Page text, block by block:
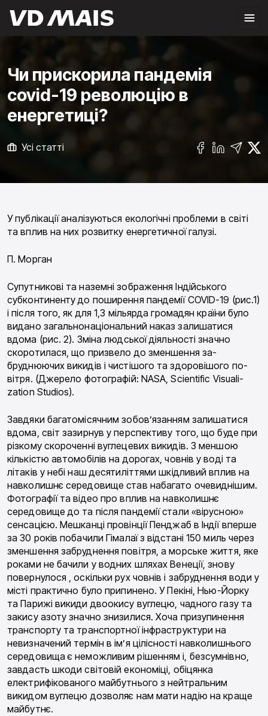
Чи прискорила пандемія
covid-19 революцію в
енергетиці?
Усі статті
У публікації аналізуються екологічні проблеми в світі
та вплив на них розвитку енергетичної галузі.
П. Морган
Супутникові та наземні зображення Індійського
субконтиненту до поширення пандемії COVID-19 (рис.1)
і після того, як для 1,3 мільярда громадян країни було
видано загальнонаціональний наказ за­лишатися
вдома (рис. 2). Зміна людської діяльності значно
скоротилася, що призвело до зменшення за­
бруднюючих викидів і чистішого та здоровішого по­
вітря. (Джерело фотографій: NASA, Scientific Visuali­
zation Studios).
Завдяки багатомісячним зобов’язанням залиша­тися
вдома, світ зазирнув у перспективу того, що буде при
різкому скороченні вуглецевих викидів. З меншою
кількістю автомобілів на дорогах, човнів у воді та
літаків у небі наш десятиліттями шкідливий вплив на
навколишнє середовище став набагато очевиднішим.
Фотографії та відео про вплив на навколишнє
середовище до та після пандемії стали «вірусною»
сенсацією. Мешканці провінції Пенджаб в Індії вперше
за 30 років побачили Гімалаї з відстані 150 миль через
зменшення забруднення повітря, а морське життя, яке
роками не бачили у водних шляхах Венеції, знову
повернулося , оскільки рух човнів і забруднення води у
місті практично було припинено. У Пекіні, Нью-Йорку
та Парижі викиди двоокису вуглецю, чадного газу та
закису азоту значно знизилися. Хоча призупинення
транспорту та транспортної інфраструктури на
невизначений термін в ім’я цілісності навколишнього
середовища є неможливим рішенням і, безсумнівно,
завдасть шкоди світовій економіці, обіцянка
електрифікова­ного майбутнього з нейтральним
викидом вуглецю дозволяє нам мати надію на краще
майбутнє.